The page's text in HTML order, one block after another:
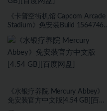
《卡普空街机馆 Capcom Arcade
Stadium》免安装Build 15647467
《水银疗养院 Mercury Abbey》
免安装官方中文版[4.54 GB][百度